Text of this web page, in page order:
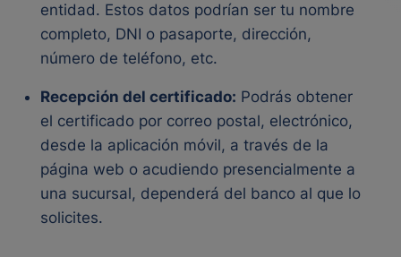
entidad. Estos datos podrían ser tu nombre
completo, DNI o pasaporte, dirección,
número de teléfono, etc.
Recepción del certificado: Podrás obtener
el certificado por correo postal, electrónico,
desde la aplicación móvil, a través de la
página web o acudiendo presencialmente a
una sucursal, dependerá del banco al que lo
solicites.